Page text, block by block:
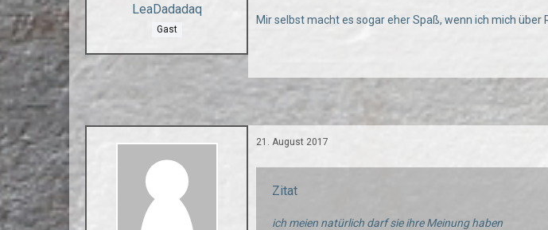
LeaDadadaq
Gast
Mir selbst macht es sogar eher Spaß, wenn ich mich
21. August 2017
Zitat
ich meien natürlich darf sie ihre Meinung haben